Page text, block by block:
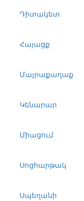
Դիտակետ
Հայացք
Մայրաքաղաք
Կենարար
Միացում
Սոցհարթակ
Սպեղանի